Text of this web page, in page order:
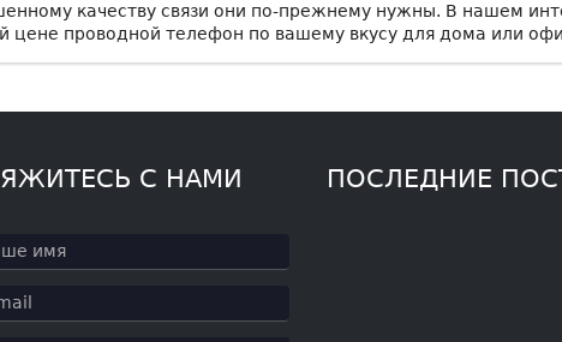
качеству связи они по-прежнему нужны. В нашем
цене проводной телефон по вашему вкусу для дома или
С НАМИ ПОСЛЕДНИЕ